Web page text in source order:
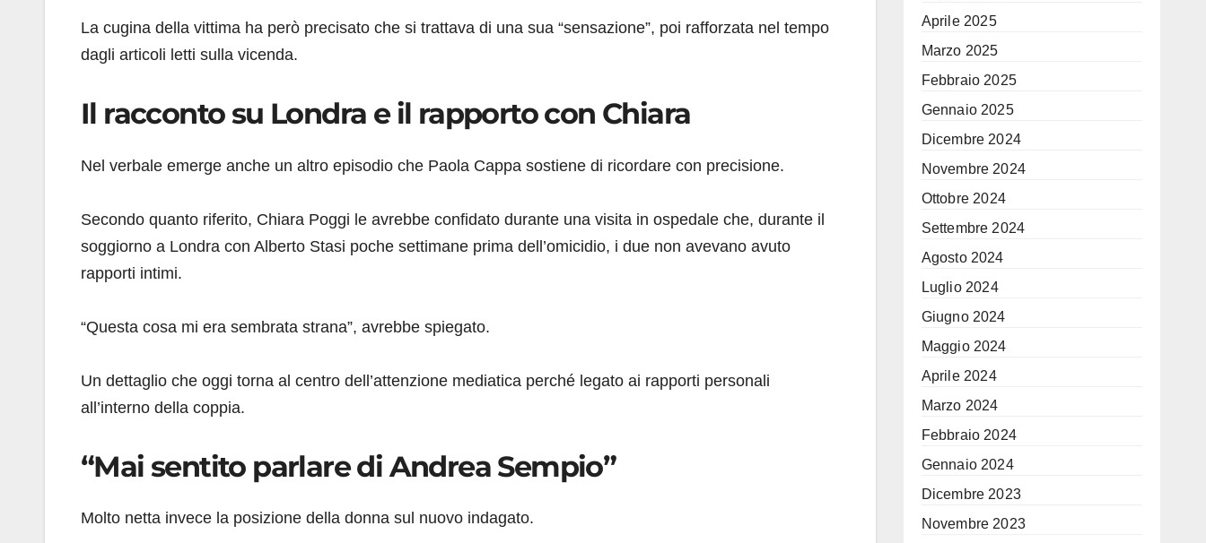
La cugina della vittima ha però precisato che si trattava di una sua “sensazione”, poi rafforzata nel tempo
dagli articoli letti sulla vicenda.
Il racconto su Londra e il rapporto con Chiara
Nel verbale emerge anche un altro episodio che Paola Cappa sostiene di ricordare con precisione.
Secondo quanto riferito, Chiara Poggi le avrebbe confidato durante una visita in ospedale che, durante il
soggiorno a Londra con Alberto Stasi poche settimane prima dell’omicidio, i due non avevano avuto
rapporti intimi.
“Questa cosa mi era sembrata strana”, avrebbe spiegato.
Un dettaglio che oggi torna al centro dell’attenzione mediatica perché legato ai rapporti personali
all’interno della coppia.
“Mai sentito parlare di Andrea Sempio”
Molto netta invece la posizione della donna sul nuovo indagato.
Aprile 2025
Marzo 2025
Febbraio 2025
Gennaio 2025
Dicembre 2024
Novembre 2024
Ottobre 2024
Settembre 2024
Agosto 2024
Luglio 2024
Giugno 2024
Maggio 2024
Aprile 2024
Marzo 2024
Febbraio 2024
Gennaio 2024
Dicembre 2023
Novembre 2023